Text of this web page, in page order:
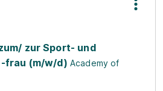
zur Sport- und
frau (m/w/d) Academy of